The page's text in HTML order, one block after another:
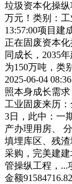
垃圾资本化操
万元！类别：
13:57:00项目建
正在固废资本
同成长，2035
为150万吨，类
2025-06-04
照本身成长需
工业固废来历：
3日，此中：一
产办理用房、
填埋库区、残
采购，完美建
管操纵工程，...
金额